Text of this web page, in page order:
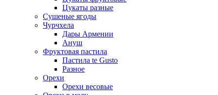
Цукаты разные
Сушеные ягоды
Чурчхела
Дары Армении
Ануш
Фруктовая пастила
Пастила te Gusto
Разное
Орехи
Орехи весовые